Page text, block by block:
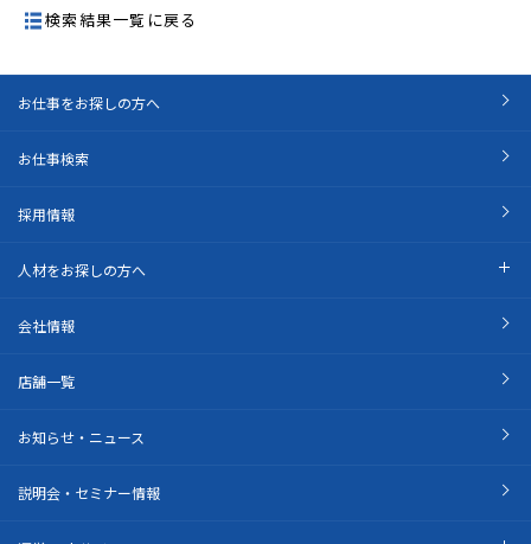
検索結果一覧に戻る
お仕事をお探しの方へ
お仕事検索
採用情報
人材をお探しの方へ
会社情報
店舗一覧
お知らせ・ニュース
説明会・セミナー情報